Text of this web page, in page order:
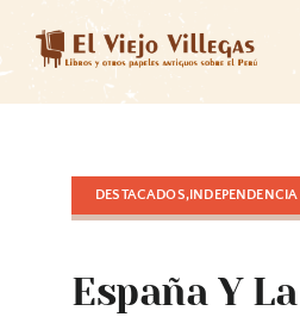
content
DESTACADOS,INDEPENDENCIA
España Y